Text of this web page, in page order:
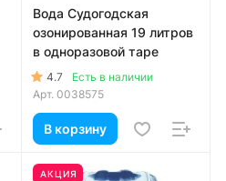
Вода Судогодская
озонированная 19 литров
в одноразовой таре
4.7
Есть в наличии
Арт. 0038575
В корзину
АКЦИЯ